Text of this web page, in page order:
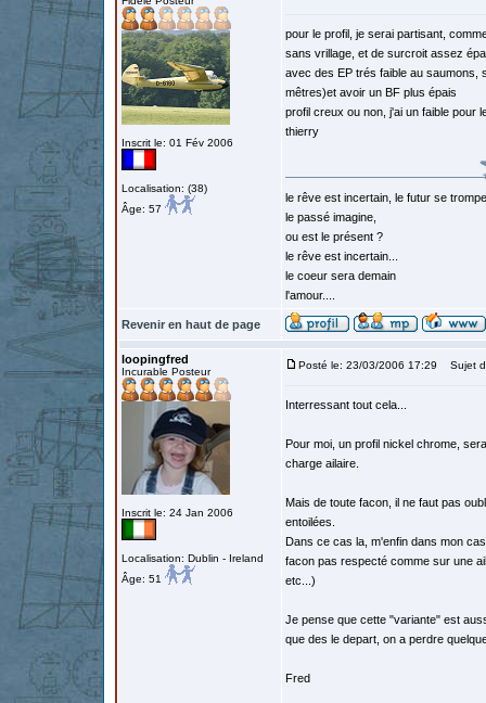
Inscrit le: 01 Fév 2006
Localisation: (38)
Âge: 57
pour le profil, je serai partisant,
sans vrillage, et de surcroit assez
avec des EP trés faible au saumons,
mêtres)et avoir un BF plus épais
profil creux ou non, j'ai un faible pour
thierry
le rêve est incertain, le futur se trompe
le passé imagine,
ou est le présent ?
le rêve est incertain...
le coeur sera demain
l'amour....
Revenir en haut de page
loopingfred
Incurable Posteur
Inscrit le: 24 Jan 2006
Localisation: Dublin - Ireland
Âge: 51
Posté le: 23/03/2006 17:29 Sujet
Interressant tout cela...
Pour moi, un profil nickel chrome,
charge ailaire.
Mais de toute facon, il ne faut pas
entoilées.
Dans ce cas la, m'enfin dans mon
facon pas respecté comme sur une
etc...)
Je pense que cette "variante" est
que des le depart, on a perdre
Fred